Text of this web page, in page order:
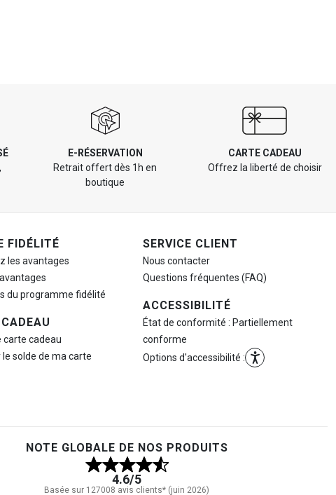
E-RÉSERVATION
Retrait offert dès 1h en
boutique
CARTE CADEAU
Offrez la liberté de choisir
FIDÉLITÉ
les avantages
du programme fidélité
carte cadeau
le solde de ma carte
SERVICE CLIENT
Nous contacter
Questions fréquentes (FAQ)
ACCESSIBILITÉ
État de conformité : Partiellement
conforme
Options d'accessibilité :
NOTE GLOBALE DE NOS PRODUITS
4.6/5
Basée sur 127008 avis clients* (juin 2026)